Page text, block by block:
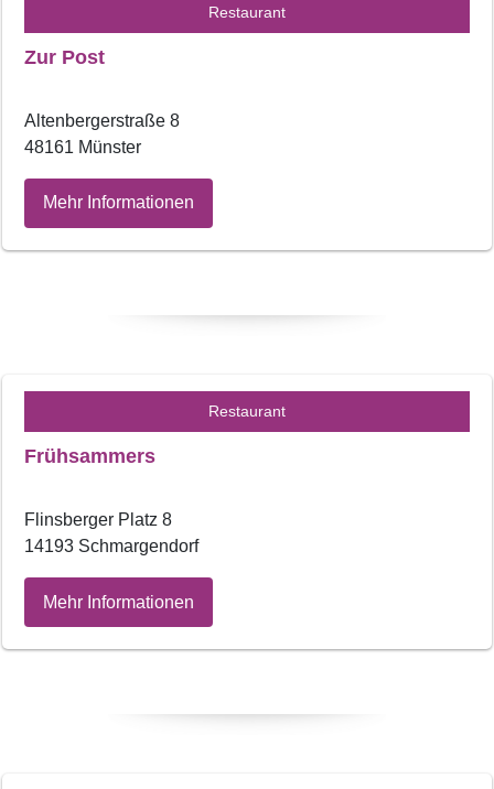
Restaurant
Zur Post
Altenbergerstraße 8
48161 Münster
Mehr Informationen
Restaurant
Frühsammers
Flinsberger Platz 8
14193 Schmargendorf
Mehr Informationen